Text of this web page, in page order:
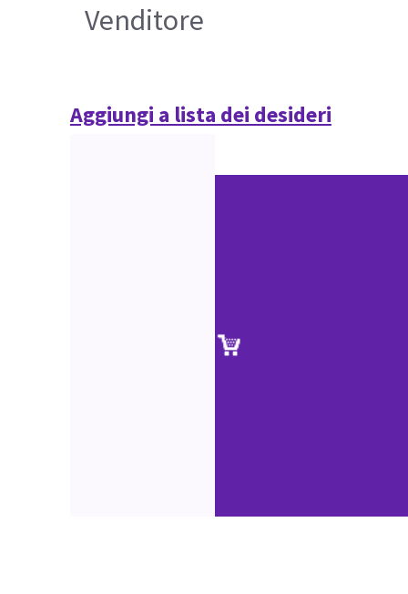
Venditore
Aggiungi a lista dei desideri